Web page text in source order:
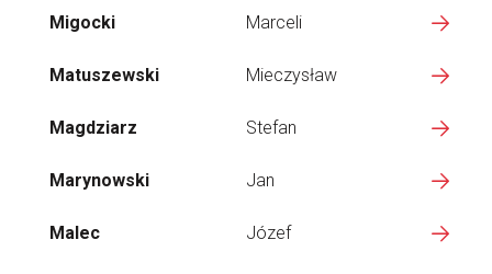
Migocki Marceli
Matuszewski Mieczysław
Magdziarz Stefan
Marynowski Jan
Malec Józef